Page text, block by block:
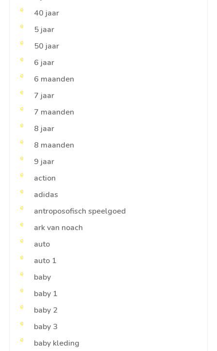
40 jaar
5 jaar
50 jaar
6 jaar
6 maanden
7 jaar
7 maanden
8 jaar
8 maanden
9 jaar
action
adidas
antroposofisch speelgoed
ark van noach
auto
auto 1
baby
baby 1
baby 2
baby 3
baby kleding